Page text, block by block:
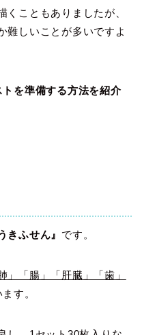
こともありましたが、
難しいことが多いですよ
を準備する方法を紹介
きふせん』 です。
」「腸」「肝臓」「歯」
す。